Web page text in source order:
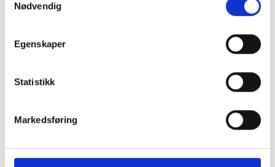
Nødvendig
Egenskaper
Statistikk
Markedsføring